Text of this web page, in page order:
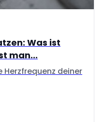
Was ist
man...
Herzfrequenz deiner